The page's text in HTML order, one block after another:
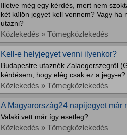
Illetve még egy kérdés, mert nem
két külön jegyet kell vennem? Vagy
utazni?
Közlekedés » Tömegközlekedés
Kell-e helyjegyet venni ilyenkor?
Budapestre utaznék Zalaegerszegről
kérdésem, hogy elég csak ez a jegy-
Közlekedés » Tömegközlekedés
A Magyarország24 napijegyet
Valaki vett már így esetleg?
Közlekedés » Tömegközlekedés